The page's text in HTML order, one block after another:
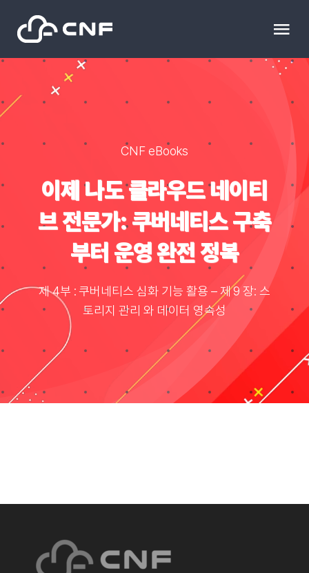
content
문의하기
Resource
블로그
Taxonomies
Search
CNF eBooks
이제 나도 클라우드 네이티
브 전문가: 쿠버네티스 구축
부터 운영 완전 정복
제 4부 : 쿠버네티스 심화 기능 활용 – 제 9 장: 스
토리지 관리 와 데이터 영속성